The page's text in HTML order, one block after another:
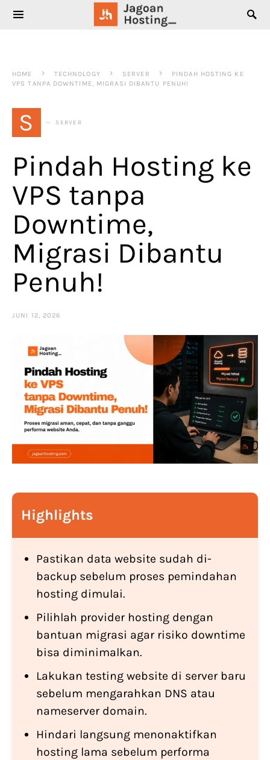
SEARCH FOR:
HOME TECHNOLOGY SERVER
PINDAH HOSTING KE
VPS TANPA DOWNTIME, MIGRASI DIBANTU PENUH!
S SERVER
Pindah Hosting ke
VPS tanpa
Downtime,
Migrasi Dibantu
Penuh!
JUNI 12, 2026
Highlights
Pastikan data website sudah di-
backup sebelum proses pemindahan
hosting dimulai.
Pilihlah provider hosting dengan
bantuan migrasi agar risiko downtime
bisa diminimalkan.
Lakukan testing website di server baru
sebelum mengarahkan DNS atau
nameserver domain.
Hindari langsung menonaktifkan
hosting lama sebelum performa